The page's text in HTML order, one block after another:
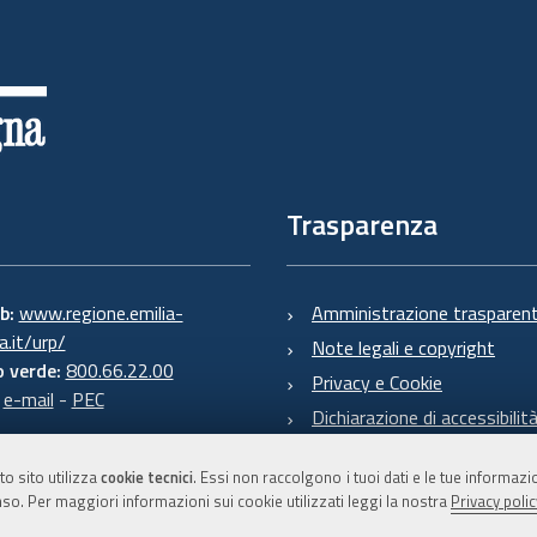
sito utilizzacookie tecnici. Essi non raccolgono i tuoi dati e le tue
Per maggiori informazioni sui cookie utilizzati leggi la nostra Privacy
www.regione.emilia-
urp/
verde: 800.66.22.00
e-mail - PEC
Trasparenza
Amministrazione
Note legali e copyright
Privacy e Cookie
Dichiarazione di accessibilità